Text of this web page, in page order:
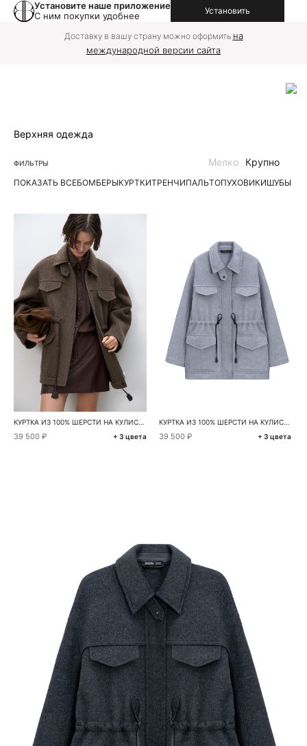
Установите наше приложение
С ним покупки удобнее
Установить
Доставку в вашу страну можно оформить на
международной версии сайта
Верхняя одежда
ФИЛЬТРЫ
ПОКАЗАТЬ ВСЕБОМБЕРЫКУРТКИТРЕНЧИПАЛЬТОПУХОВИКИШУБЫ |
Мелко Крупно
КУРТКА ИЗ 100% ШЕРСТИ НА КУЛИСКЕ
39 500 ₽ + 3 цвета
КУРТКА ИЗ 100% ШЕРСТИ НА КУЛИСКЕ
39 500 ₽ + 3 цвета